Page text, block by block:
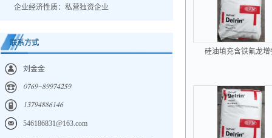
企业经济性质：私营独资企业
联系方式
刘金金
𐀐𐀔𐀕𐀓𐀖𐀒𐀓𐀓𐀔𐀗𐀑𐀎𐀓
𐀍𐀏𐀔𐀓𐀗𐀒𐀒𐀕𐀍𐀗𐀕
546186831@163.com
硅油填充含铁氟龙增